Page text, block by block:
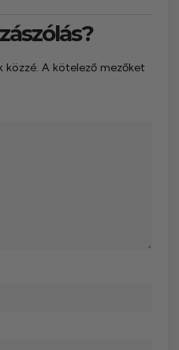
közzé. A kötelező mezőket